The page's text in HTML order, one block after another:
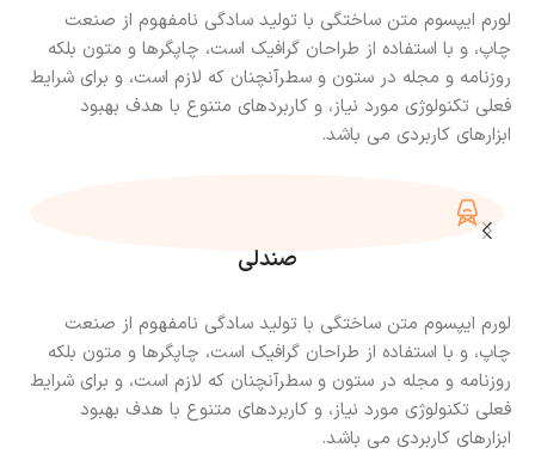
لورم ایپسوم متن ساختگی با تولید سادگی نامفهوم از صنعت
چاپ، و با استفاده از طراحان گرافیک است، چاپگرها و متون بلکه
روزنامه و مجله در ستون و سطرآنچنان که لازم است، و برای شرایط
فعلی تکنولوژی مورد نیاز، و کاربردهای متنوع با هدف بهبود
ابزارهای کاربردی می باشد.
صندلی
لورم ایپسوم متن ساختگی با تولید سادگی نامفهوم از صنعت
چاپ، و با استفاده از طراحان گرافیک است، چاپگرها و متون بلکه
روزنامه و مجله در ستون و سطرآنچنان که لازم است، و برای شرایط
فعلی تکنولوژی مورد نیاز، و کاربردهای متنوع با هدف بهبود
ابزارهای کاربردی می باشد.